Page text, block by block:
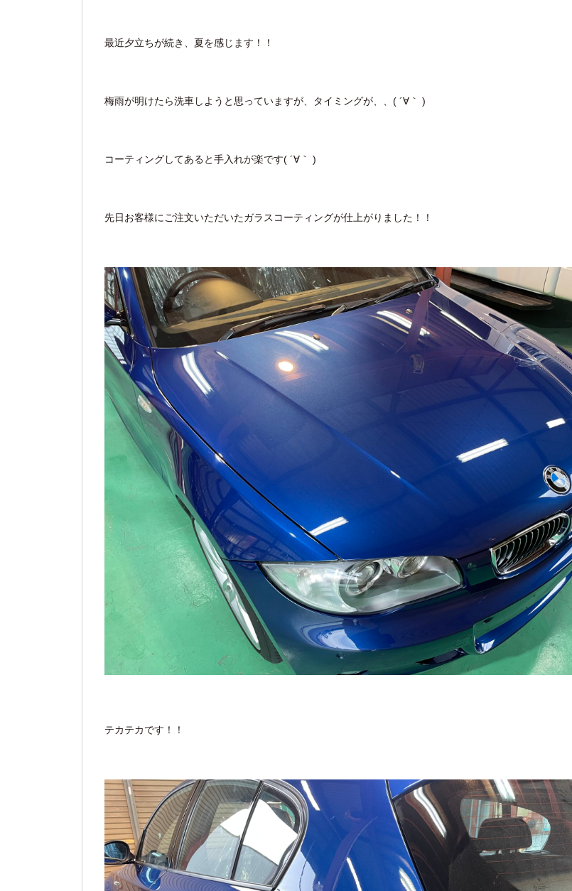
最近夕立ちが続き、夏を感じます！！
梅雨が明けたら洗車しようと思っていますが、タイミングが、、( ´∀｀ )
コーティングしてあると手入れが楽です( ´∀｀ )
先日お客様にご注文いただいたガラスコーティングが仕上がりました！！
テカテカです！！